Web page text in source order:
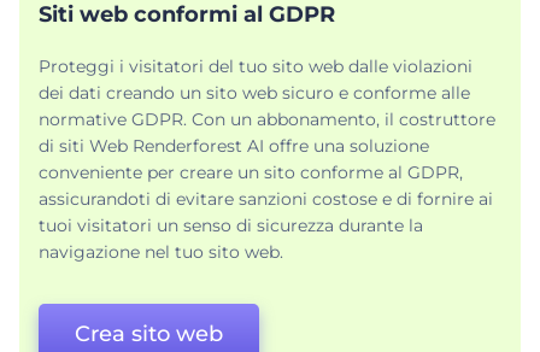
Siti web conformi al GDPR
Proteggi i visitatori del tuo sito web dalle violazioni
dei dati creando un sito web sicuro e conforme alle
normative GDPR. Con un abbonamento, il costruttore
di siti Web Renderforest AI offre una soluzione
conveniente per creare un sito conforme al GDPR,
assicurandoti di evitare sanzioni costose e di fornire ai
tuoi visitatori un senso di sicurezza durante la
navigazione nel tuo sito web.
Crea sito web